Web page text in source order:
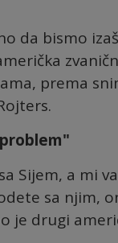
da bismo
prema
Sijem, a mi
sa njim,
je drugi